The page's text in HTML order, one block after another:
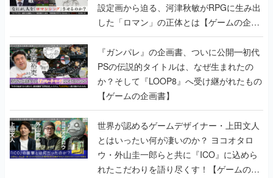
設定画から迫る、河津秋敏がRPGに生み出
した「ロマン」の正体とは【ゲームの企画
書】
『ガンパレ』の企画書、ついに公開━初代
PSの伝説的タイトルは、なぜ生まれたの
か？そして『LOOP8』へ受け継がれたもの
【ゲームの企画書】
世界が認めるゲームデザイナー・上田文人
とはいったい何が凄いのか？ ヨコオタロ
ウ・外山圭一郎らと共に『ICO』に込めら
れたこだわりを語り尽くす！【ゲームの企